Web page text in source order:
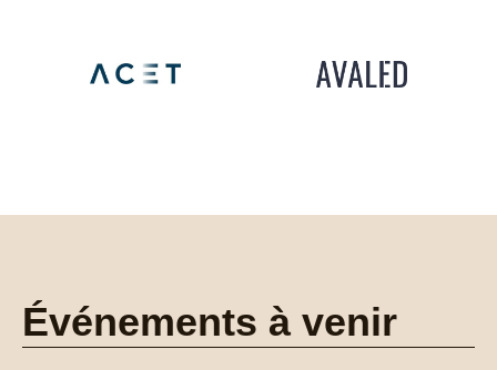
Événements à venir